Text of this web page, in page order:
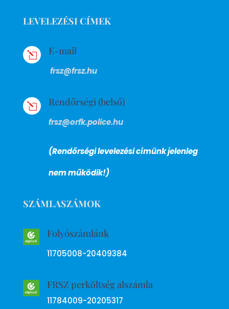
LEVELEZÉSI CÍMEK
l E-mail
frsz@frsz.hu
l Rendőrségi (belső)
frsz@orfk.police.hu
(Rendőrségi levelezési címünk jelenleg
nem működik!)
SZÁMLASZÁMOK
Folyószámlánk
11705008-20409384
FRSZ perköltség alszámla
11784009-20205317